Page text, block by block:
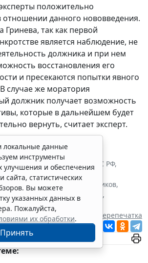
положительно
отношении данного нововведения.
так как первой
является наблюдение, не
должника и при нем
восстановления его
и пресекаются попытки явного
случае же моратория
должник получает возможность
которые в дальнейшем будет
вернуть, считает эксперт.
Сазонова
законопроекты
судебная практика ВС РФ,
Червов
Игорь Афонин Илья Телятников,
Олег Гринев
,
Капштык
Перепечатка
Новостии Дзен
данные
инструменты
улучшения и обеспечения
сайта, статистических
Вы можете
указанных данных в
Пожалуйста,
их обработки.
Принять